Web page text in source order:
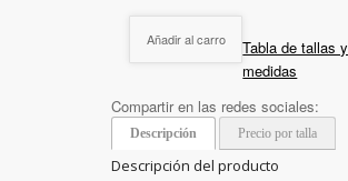
Añadir al carro
Tabla de tallas y
medidas
Compartir en las redes sociales:
Descripción Precio por talla
Descripción del producto